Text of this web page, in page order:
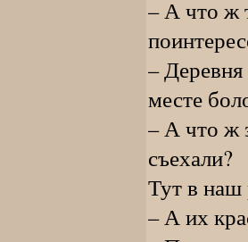
– А что ж
–
месте
– А что ж
съехали?
Тут в
– А их